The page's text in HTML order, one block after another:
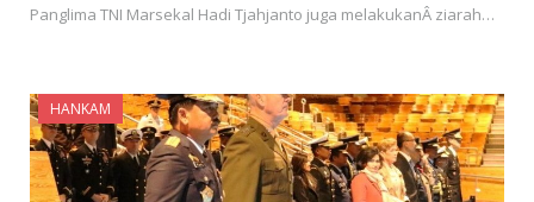
Panglima TNI Marsekal Hadi Tjahjanto juga melakukanÂ ziarah…
HANKAM